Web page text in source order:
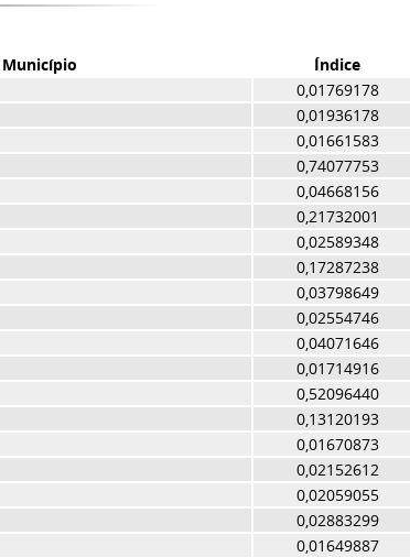
Índice
0,01769178
0,01936178
0,01661583
0,74077753
0,04668156
0,21732001
0,02589348
0,17287238
0,03798649
0,02554746
0,04071646
0,01714916
0,52096440
0,13120193
0,01670873
0,02152612
0,02059055
0,02883299
0,01649887